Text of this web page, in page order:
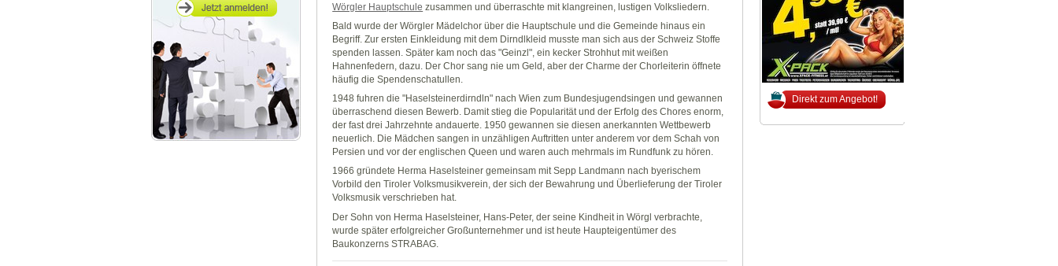
Wörgler Hauptschule zusammen und überraschte mit klangreinen, lustigen Volksliedern.
Bald wurde der Wörgler Mädelchor über die Hauptschule und die Gemeinde hinaus ein
Begriff. Zur ersten Einkleidung mit dem Dirndlkleid musste man sich aus der Schweiz Stoffe
spenden lassen. Später kam noch das "Geinzl", ein kecker Strohhut mit weißen
Hahnenfedern, dazu. Der Chor sang nie um Geld, aber der Charme der Chorleiterin öffnete
häufig die Spendenschatullen.
1948 fuhren die "Haselsteinerdirndln" nach Wien zum Bundesjugendsingen und gewannen
überraschend diesen Bewerb. Damit stieg die Popularität und der Erfolg des Chores enorm,
der fast drei Jahrzehnte andauerte. 1950 gewannen sie diesen anerkannten Wettbewerb
neuerlich. Die Mädchen sangen in unzähligen Auftritten unter anderem vor dem Schah von
Persien und vor der englischen Queen und waren auch mehrmals im Rundfunk zu hören.
1966 gründete Herma Haselsteiner gemeinsam mit Sepp Landmann nach byerischem
Vorbild den Tiroler Volksmusikverein, der sich der Bewahrung und Überlieferung der Tiroler
Volksmusik verschrieben hat.
Der Sohn von Herma Haselsteiner, Hans-Peter, der seine Kindheit in Wörgl verbrachte,
wurde später erfolgreicher Großunternehmer und ist heute Haupteigentümer des
Baukonzerns STRABAG.
Direkt zum Angebot!